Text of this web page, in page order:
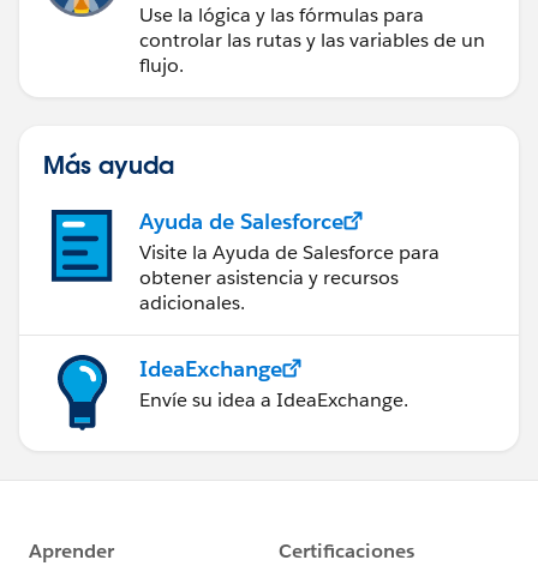
Use la lógica y las fórmulas para
controlar las rutas y las variables de un
flujo.
Más ayuda
Ayuda de Salesforce
Visite la Ayuda de Salesforce para
obtener asistencia y recursos
adicionales.
IdeaExchange
Envíe su idea a IdeaExchange.